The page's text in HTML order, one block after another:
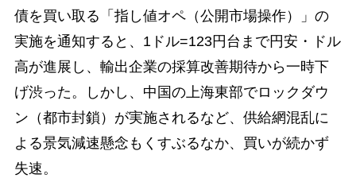
債を買い取る「指し値オペ（公開市場操作）」の
実施を通知すると、1ドル=123円台まで円安・ドル
高が進展し、輸出企業の採算改善期待から一時下
げ渋った。しかし、中国の上海東部でロックダウ
ン（都市封鎖）が実施されるなど、供給網混乱に
よる景気減速懸念もくすぶるなか、買いが続かず
失速。